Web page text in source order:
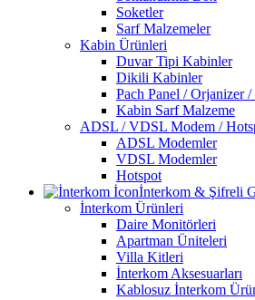
Soketler
Sarf Malzemeler
Kabin Ürünleri
Duvar Tipi Kabinler
Dikili Kabinler
Pach Panel / Orjanizer
Kabin Sarf Malzeme
ADSL / VDSL Modem /
ADSL Modemler
VDSL Modemler
Hotspot
İnterkom & Şifreli
İnterkom Ürünleri
Daire Monitörleri
Apartman Üniteleri
Villa Kitleri
İnterkom Aksesuarları
Kablosuz İnterkom